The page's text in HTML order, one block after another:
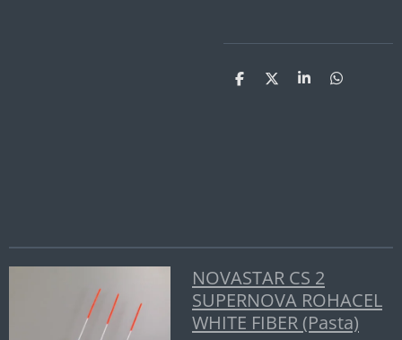
D
D
S
D
NOVASTAR CS 2
SUPERNOVA ROHACEL
WHITE FIBER (Pasta)